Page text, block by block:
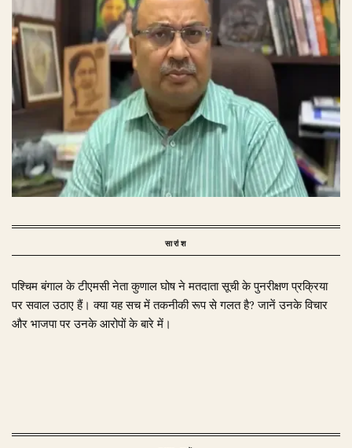
सारांश
पश्चिम बंगाल के टीएमसी नेता कुणाल घोष ने मतदाता सूची के पुनरीक्षण प्रक्रिया
पर सवाल उठाए हैं। क्या यह सच में तकनीकी रूप से गलत है? जानें उनके विचार
और भाजपा पर उनके आरोपों के बारे में।